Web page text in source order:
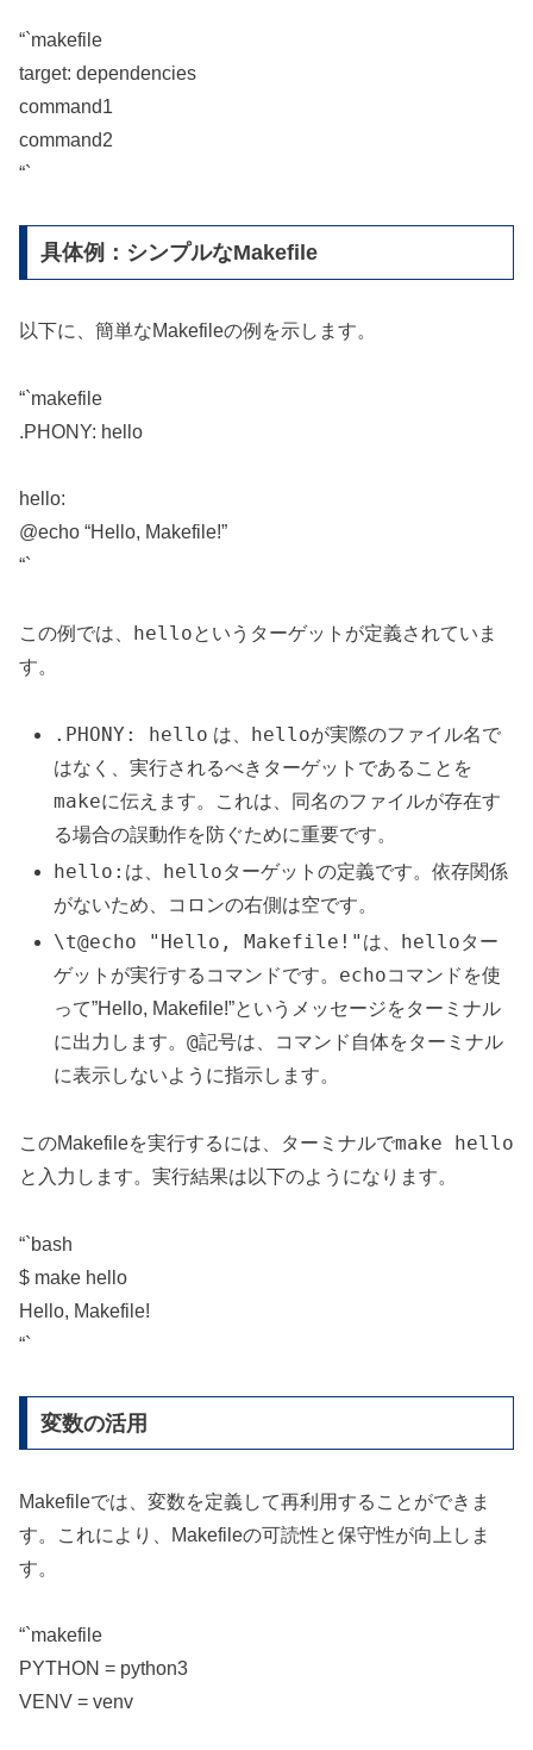
“`makefile
target: dependencies
command1
command2
“`
具体例：シンプルなMakefile
以下に、簡単なMakefileの例を示します。
“`makefile
.PHONY: hello
hello:
@echo “Hello, Makefile!”
“`
この例では、 helloというターゲットが定義されていま
す。
.PHONY: hello は、 helloが実際のファイル名で
はなく、実行されるべきターゲットであることを
makeに伝えます。これは、同名のファイルが存在す
る場合の誤動作を防ぐために重要です。
hello: は、 helloターゲットの定義です。依存関係
がないため、コロンの右側は空です。
\t@echo "Hello, Makefile!" は、 helloター
ゲットが実行するコマンドです。 echoコマンドを使
って”Hello, Makefile!”というメッセージをターミナル
に出力します。@記号は、コマンド自体をターミナル
に表示しないように指示します。
このMakefileを実行するには、ターミナルでmake hello
と入力します。実行結果は以下のようになります。
“`bash
$ make hello
Hello, Makefile!
“`
変数の活用
Makefileでは、変数を定義して再利用することができま
す。これにより、Makefileの可読性と保守性が向上しま
す。
“`makefile
PYTHON = python3
VENV = venv